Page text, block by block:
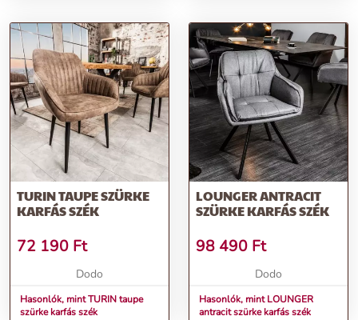
TURIN TAUPE SZÜRKE
KARFÁS SZÉK
72 190 Ft
Dodo
Hasonlók, mint TURIN taupe
szürke karfás szék
LOUNGER ANTRACIT
SZÜRKE KARFÁS SZÉK
98 490 Ft
Dodo
Hasonlók, mint LOUNGER
antracit szürke karfás szék